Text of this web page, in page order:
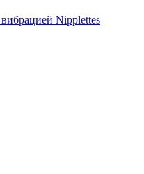
Nipplettes